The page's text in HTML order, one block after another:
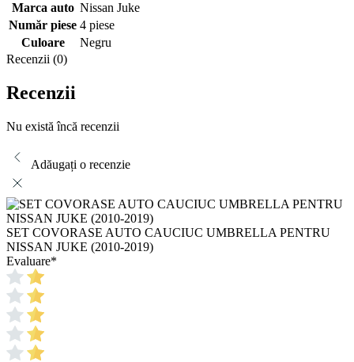
Marca auto Nissan Juke
Număr piese 4 piese
Culoare
Negru
Recenzii (0)
Recenzii
Nu există încă recenzii
Adăugați o recenzie
SET COVORASE AUTO CAUCIUC UMBRELLA PENTRU
NISSAN JUKE (2010-2019)
Evaluare*